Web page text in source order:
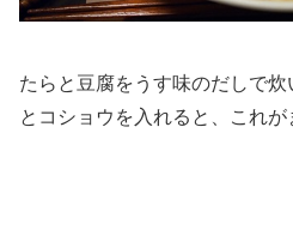
たらと豆腐をうす味のだしで
とコショウを入れると、これが